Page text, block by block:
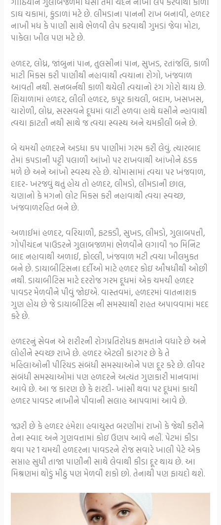
ડાઘ ચકામાં, કુંડાળાં મટે છે. લીમડાના પાનની રાખ બનાવી, હળદર
નાખી મધ કે પાણી સાથે ભેળવી લેપ કરવાથી ગુમડાં જેવા મોટા,
પાકેલા ખીલ પણ મટે છે.
હળદર, લોધ્ર, જાંબુનાં પાન, તુલસીનાં પાન, સુખડ, રતાંજલિ, કાળી
માટી મિકસ કરી પાણીથી નહાવાથી ત્વચાના રોગો, ખંજવાળ
આવતી નથી. સનબર્નથી કાળી થયેલી ત્વચાનો રંગ ગોરો થાય છે.
શિયાળામાં હળદર, લીલી હળદર, કપૂર કાચલી, બદામ, ખસખસ,
ચારોળી, લોધ્ર, સરસવને દૂધમાં વાટી હળવા હાથે ઘસીને ન્હાવાથી
ત્વચા ફાટતી નથી સાથે જ ત્વચા સ્વસ્થ અને ચમકીલી બને છે.
બે ચમચી હળદરને અડધા કપ પાણીમાં ગરમ કરી લેવું. ત્યારબાદ
તેમાં કપડાની પટ્ટી પલાળી આંખો પર રાખવાથી આંખોને ઠંડક
મળે છે અને આંખો સ્વસ્થ રહે છે. ચોમાસામાં ત્વચા પર ખંજવાળ,
દાદર- ખરજવું થતું હોય તો હળદર, લીમડો, લીમડાની છાલ,
ચણાનો કે મગનો લોટ મિકસ કરી નહાવાથી ત્વચા સ્વચ્છ,
ખંજવાળરહિત બને છે.
અળાઈમાં હળદર, વરિયાળી, ફટકડી, સુખડ, લીમડો, ગુલાબપત્તી,
ગોપીચંદન પાઉડરને ગુલાબજળમાં ભેળવીને લગાવી ૧૦ મિનિટ
બાદ નહાવાથી અળાઈ, ફોલ્લી, ખંજવાળ મટી ત્વચા ખીલમુકત
બને છે. ડાયાબીટિસના દર્દીઓ માટે હળદર કોઇ ઔષધીથી ઓછી
નથી. ડાયાબીટિસ માટે દરરોજ ગરમ દૂધમાં એક ચમચી હળદર
પાવડર મેળવીને પીવું જોઇએ. વાસ્તવમાં, હળદરમાં વાતનાશક
ગુણ હોય છે જે ડાયાબીટિસ ની સમસ્યાથી રાહત અપાવવામાં મદદ
કરે છે.
હળદરનું સેવન એ શરીરની રોગપ્રતિરોધક ક્ષમતાને વધારે છે અને
લોહીને સ્વચ્છ રાખે છે. હળદર એટલી કારગર છે કે તે
મહિલાઓની પીરિયડ સંબંધી સમસ્યાઓને પણ દૂર કરે છે. લીવર
સંબંધી સમસ્યાઓમાં પણ હળદરને અત્યંત ગુણકારી માનવામાં
આવે છે. આ જ કારણ છે કે શરદી- ખાંસી થવા પર દૂધમાં કાચી
હળદર પાવડર નાખીને પીવાની સલાહ આપવામાં આવે છે.
જરૂરી છે કે હળદર હંમેશા હવાચુસ્ત બરણીમાં રાખો કે જેથી કરીને
તેના સ્વાદ અને ગુણવત્તામાં કોઇ ઉણપ આવે નહીં. પેટમાં કીડા
થવા પર 1 ચમચી હળદરના પાવડરને રોજ સવારે ખાલી પેટે એક
સપ્તાહ સુધી તાજા પાણીની સાથે લેવાથી કીડા દૂર થાય છે. આ
મિશ્રણમાં થોડું મીઠું પણ મેળવી શકો છો. તેનાથી પણ ફાયદો થશે.